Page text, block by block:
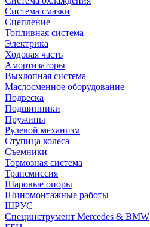
Система смазки
Сцепление
Топливная система
Электрика
Ходовая часть
Амортизаторы
Выхлопная система
Маслосменное оборудование
Подвеска
Подшипники
Пружины
Рулевой механизм
Ступица колеса
Съемники
Тормозная система
Трансмиссия
Шаровые опоры
Шиномонтажные работы
ШРУС
Специнструмент Mercedes & BMW